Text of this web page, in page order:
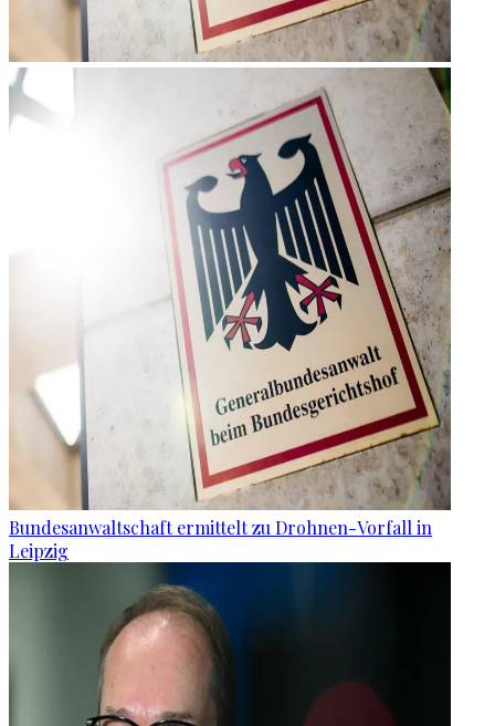
Bundesanwaltschaft ermittelt zu Drohnen-Vorfall in
Leipzig